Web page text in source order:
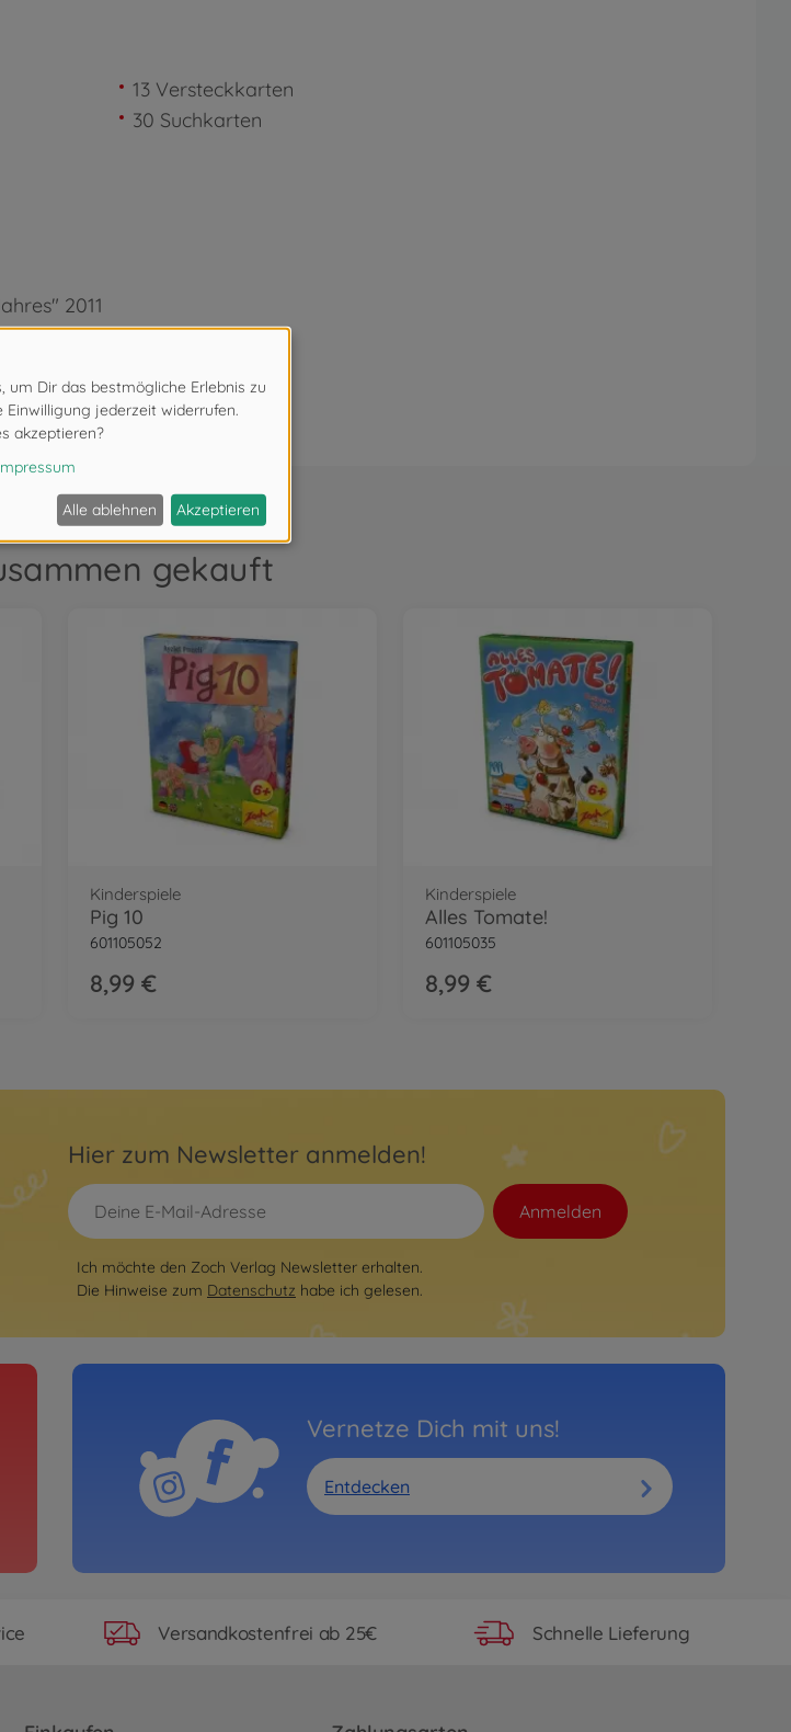
13 Versteckkarten
30 Suchkarten
2011
durch Kleinteile.
gekauft
Kinderspiele
Pig 10
601105052
8,99 €
Kinderspiele
Alles Tomate!
601105035
8,99 €
Hier zum Newsletter anmelden!
Anmelden
Ich möchte den Zoch Verlag Newsletter erhalten.
Die Hinweise zum Datenschutz habe ich gelesen.
Vernetze Dich mit uns!
Entdecken
Versandkostenfrei ab 25€ Schnelle Lieferung